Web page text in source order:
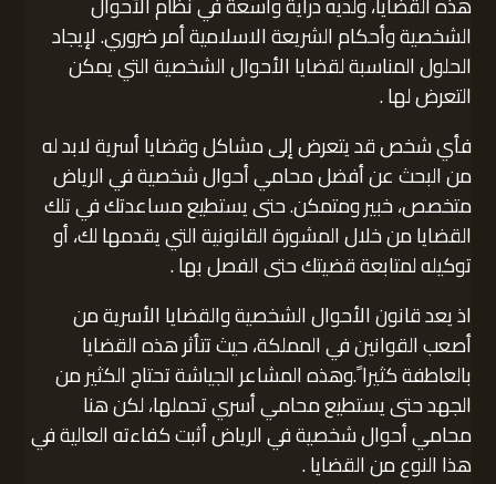
الشخصية وأحكام الشريعة الاسلامية أمر ضروري. لإيجاد
الحلول المناسبة لقضايا الأحوال الشخصية التي يمكن
التعرض لها .
فأي شخص قد يتعرض إلى مشاكل وقضايا أسرية لابد له
من البحث عن أفضل محامي أحوال شخصية في الرياض
متخصص، خبير ومتمكن. حتى يستطيع مساعدتك في تلك
القضايا من خلال المشورة القانونية التي يقدمها لك، أو
توكيله لمتابعة قضيتك حتى الفصل بها .
اذ يعد قانون الأحوال الشخصية والقضايا الأسرية من
أصعب القوانين في المملكة، حيث تتأثر هذه القضايا
بالعاطفة كثيرا ً.وهذه المشاعر الجياشة تحتاج الكثير من
الجهد حتى يستطيع محامي أسري تحملها، لكن هنا
محامي أحوال شخصية في الرياض أثبت كفاءته العالية في
هذا النوع من القضايا .